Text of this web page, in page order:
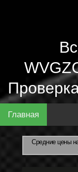
Главная
Средние цены